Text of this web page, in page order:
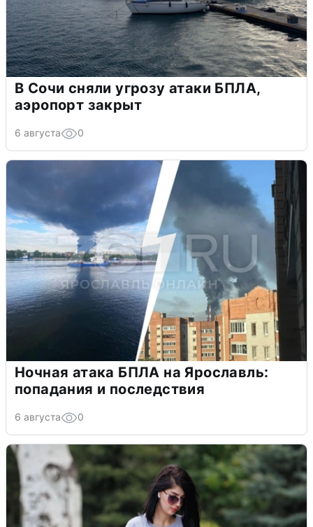
В Сочи сняли угрозу атаки БПЛА,
аэропорт закрыт
6 августа 0
Ночная атака БПЛА на Ярославль:
попадания и последствия
6 августа 0